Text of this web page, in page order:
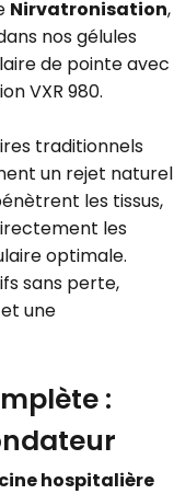
Nirvatronisation,
nos gélules
de pointe avec
VXR 980.
traditionnels
un rejet naturel
les tissus,
les
optimale.
sans perte,
une
:
hospitalière